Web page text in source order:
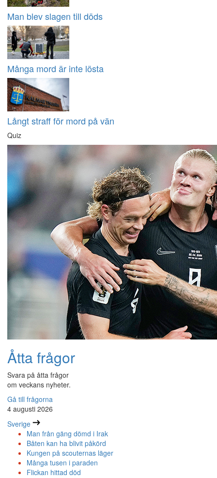
Man blev slagen till döds
Många mord är inte lösta
Långt straff för mord på vän
Quiz
Åtta frågor
Svara på åtta frågor
om veckans nyheter.
Gå till frågorna
4 augusti 2026
Sverige
Man från gäng dömd i Irak
Båten kan ha blivit påkörd
Kungen på scouternas läger
Många tusen i paraden
Flickan hittad död